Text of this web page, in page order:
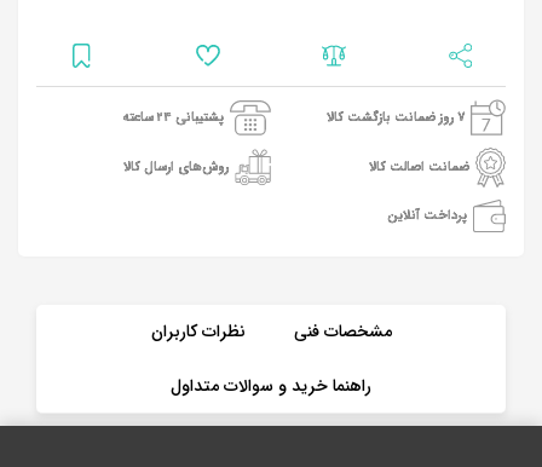
7 روز ضمانت بازگشت کالا پشتیبانی 24 ساعته
ضمانت اصالت کالا روش‌های ارسال کالا
پرداخت آنلاین
مشخصات فنی نظرات کاربران
راهنما خرید و سوالات متداول